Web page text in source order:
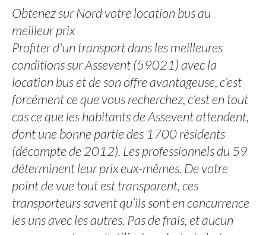
Obtenez sur Nord votre location bus au
meilleur prix
Profiter d'un transport dans les meilleures
conditions sur Assevent (59021) avec la
location bus et de son offre avantageuse, c’est
forcément ce que vous recherchez, c’est en tout
cas ce que les habitants de Assevent attendent,
dont une bonne partie des 1700 résidents
(décompte de 2012). Les professionnels du 59
déterminent leur prix eux-mêmes. De votre
point de vue tout est transparent, ces
transporteurs savent qu’ils sont en concurrence
les uns avec les autres. Pas de frais, et aucun